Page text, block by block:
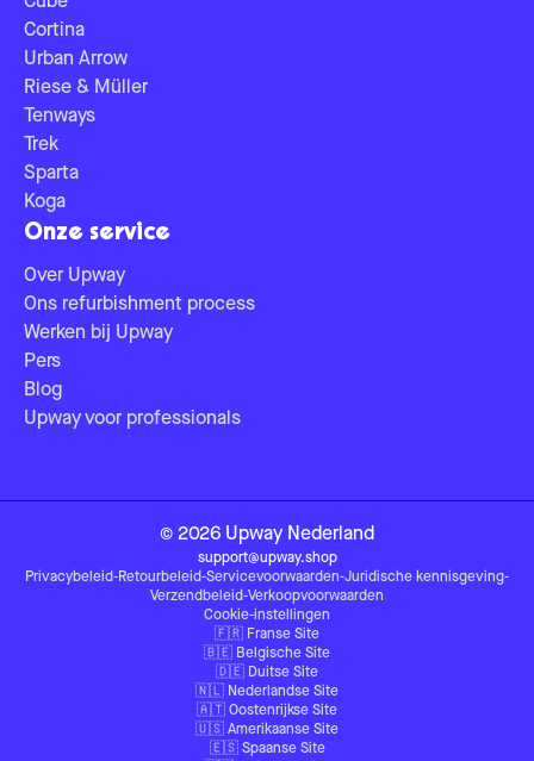
Cortina
Urban Arrow
Riese & Müller
Tenways
Trek
Sparta
Koga
Onze service
Over Upway
Ons refurbishment process
Werken bij Upway
Pers
Blog
Upway voor professionals
© 2026 Upway Nederland
support@upway.shop
Privacybeleid-Retourbeleid-Servicevoorwaarden-Juridische kennisgeving-
Verzendbeleid-Verkoopvoorwaarden
Cookie-instellingen
🇫🇷 Franse Site
🇧🇪 Belgische Site
🇩🇪 Duitse Site
🇳🇱 Nederlandse Site
🇦🇹 Oostenrijkse Site
🇺🇸 Amerikaanse Site
🇪🇸 Spaanse Site